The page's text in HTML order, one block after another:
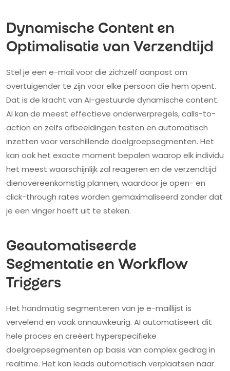
Dynamische Content en
Optimalisatie van Verzendtijd
Stel je een e-mail voor die zichzelf aanpast om
overtuigender te zijn voor elke persoon die hem opent.
Dat is de kracht van AI-gestuurde dynamische content.
AI kan de meest effectieve onderwerpregels, calls-to-
action en zelfs afbeeldingen testen en automatisch
inzetten voor verschillende doelgroepsegmenten. Het
kan ook het exacte moment bepalen waarop elk individu
het meest waarschijnlijk zal reageren en de verzendtijd
dienovereenkomstig plannen, waardoor je open- en
click-through rates worden gemaximaliseerd zonder dat
je een vinger hoeft uit te steken.
Geautomatiseerde
Segmentatie en Workflow
Triggers
Het handmatig segmenteren van je e-maillijst is
vervelend en vaak onnauwkeurig. AI automatiseert dit
hele proces en creëert hyperspecifieke
doelgroepsegmenten op basis van complex gedrag in
realtime. Het kan leads automatisch verplaatsen naar